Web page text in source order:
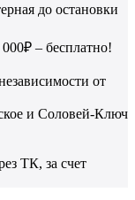
до остановки
– бесплатно!
от
и Соловей-Ключ
ТК, за счет